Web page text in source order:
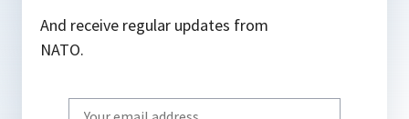
And receive regular updates from
NATO.
Write